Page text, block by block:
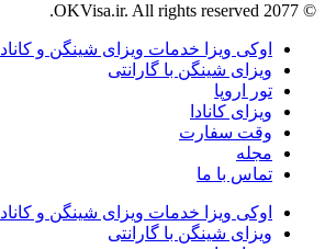
© 2077 OKVisa.ir. All rights reserved.
اوکی ویزا خدمات ویزای شینگن و کانادا
ویزای شینگن با گارانتی
تور اروپا
ویزای کانادا
وقت سفارت
مجله
تماس با ما
اوکی ویزا خدمات ویزای شینگن و کانادا
ویزای شینگن با گارانتی